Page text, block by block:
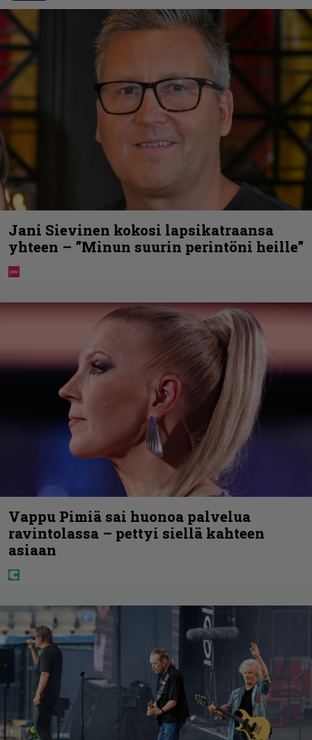
Jani Sievinen kokosi lapsikatraansa
yhteen – ”Minun suurin perintöni heille”
Vappu Pimiä sai huonoa palvelua
ravintolassa – pettyi siellä kahteen
asiaan